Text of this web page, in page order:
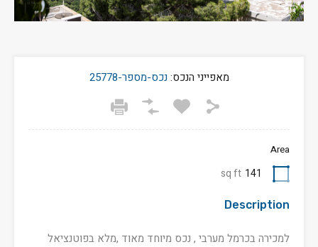
מאפייני הנכס:נכס-מספר-25778
Area
141
sq ft
Description
למכירה בכרמל מערבי , נכס מיוחד מאוד ,מלא בפוטנציאל